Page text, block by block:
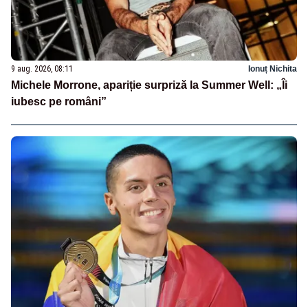
9 aug. 2026, 08:11 Ionuț Nichita
Michele Morrone, apariție surpriză la Summer Well: „Îi
iubesc pe români”